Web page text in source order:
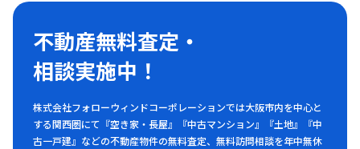
不動産無料査定・
相談実施中！
株式会社フォローウィンドコーポレーションでは大阪市内を中心と
する関西圏にて『空き家・長屋』『中古マンション』『土地』『中
古一戸建』などの不動産物件の無料査定、無料訪問相談を年中無休